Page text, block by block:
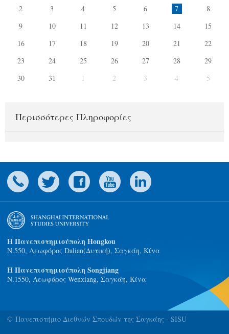
2
3 4 5 6 7
8
9
10 11 12 13 14
15
16
17 18 19 20 21
22
23
24 25 26 27 28
29
30
31 1 2 3 4 5
Περισσότερες Πληροφορίες
Η Πανεπιστημιούπολη Hongkou
N.550, Λεωφόρος Dalian(Δυτική), Σαγκάη, Κίνα
Η Πανεπιστημιούπολη Songjiang
Ν.1550, Λεωφόρος Wenxiang, Σαγκάη, Κίνα
© Πανεπιστήμιο Διεθνών Σπουδών της Σαγκάης - SISU